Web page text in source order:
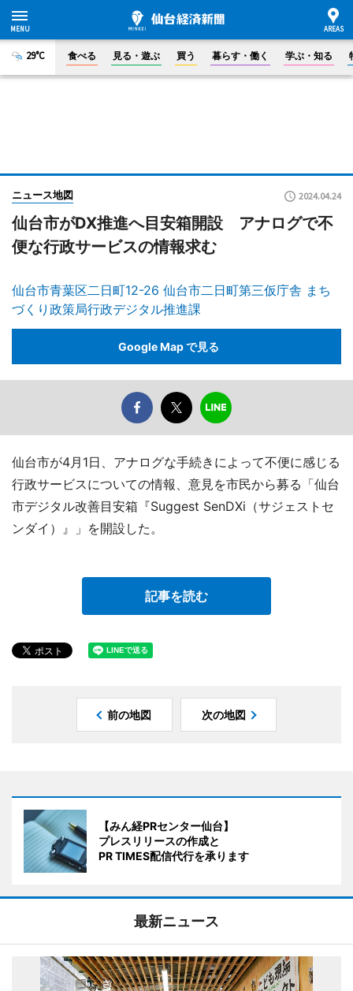
29°C 食べる 見る・遊ぶ 買う 暮らす・働く 学ぶ・知る
ニュース地図 2024.04.24
仙台市がDX推進へ目安箱開設 アナログで不
便な行政サービスの情報求む
仙台市青葉区二日町12-26 仙台市二日町第三仮庁舎 まち
づくり政策局行政デジタル推進課
Google Map で見る
仙台市が4月1日、アナログな手続きによって不便に感じる
行政サービスについての情報、意見を市民から募る「仙台
市デジタル改善目安箱『Suggest SenDXi（サジェストセ
ンダイ）』」を開設した。
記事を読む
前の地図 次の地図
【みん経PRセンター仙台】
プレスリリースの作成と
PR TIMES配信代行を承ります
最新ニュース